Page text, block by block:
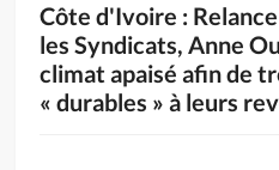
Côte d'Ivoire :
les Syndicats, Anne
climat apaisé afin de
« durables » à leurs